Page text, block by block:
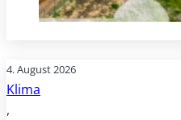
4. August 2026
Klima
,